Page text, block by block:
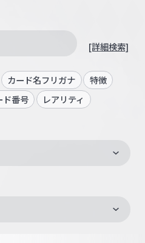
[詳細検索]
カード名フリガナ
特徴
ド番号 レアリティ